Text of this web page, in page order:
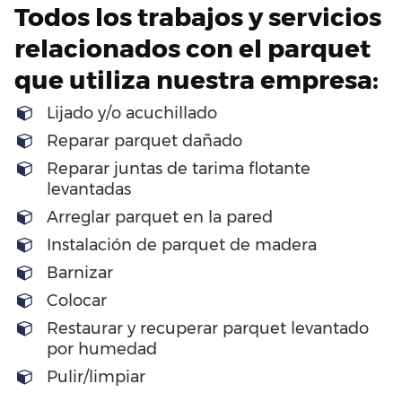
Todos los trabajos y servicios
relacionados con el parquet
que utiliza nuestra empresa:
Lijado y/o acuchillado
Reparar parquet dañado
Reparar juntas de tarima flotante
levantadas
Arreglar parquet en la pared
Instalación de parquet de madera
Barnizar
Colocar
Restaurar y recuperar parquet levantado
por humedad
Pulir/limpiar